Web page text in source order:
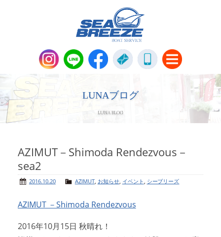
Boat Sales
新艇・中古艇情報
メンテナンス
パーツ販売・アパレル商品
ニュース＆トピックス
会社概要
LUNAブログ
LUNA BLOG
AZIMUT－Shimoda Rendezvous－
sea2
2016.10.20 AZIMUT, お知らせ, イベント シーブリーズ
AZIMUT －Shimoda Rendezvous
2016年10月15日 秋晴れ！